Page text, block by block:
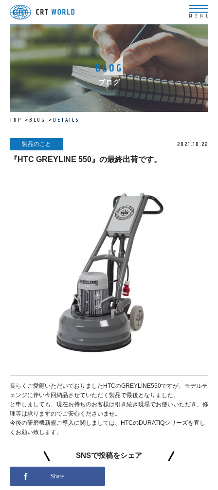
BLOG
ブログ
TOP BLOG DETAILS
製品のこと 2021.10.22
『HTC GREYLINE 550』の最終出荷です。
長らくご愛顧いただいておりましたHTCのGREYLINE550ですが、モデルチ
ェンジに伴い今回納品させていただく製品で最後となりました。
と申しましても、現在お持ちのお客様は引き続き現場でお使いいただき、修
理等は承りますのでご安心くださいませ。
今後の研磨機新規ご導入に関しましては、HTCのDURATIQシリーズを宜し
くお願い致します。
SNSで投稿をシェア
Share